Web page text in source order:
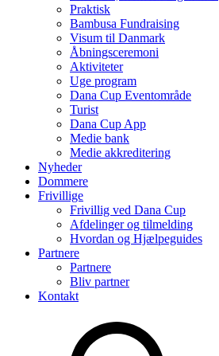
Praktisk
Bambusa Fundraising
Visum til Danmark
Åbningsceremoni
Aktiviteter
Uge program
Dana Cup Eventområde
Turist
Dana Cup App
Medie bank
Medie akkreditering
Nyheder
Dommere
Frivillige
Frivillig ved Dana Cup
Afdelinger og tilmelding
Hvordan og Hjælpeguides
Partnere
Partnere
Bliv partner
Kontakt